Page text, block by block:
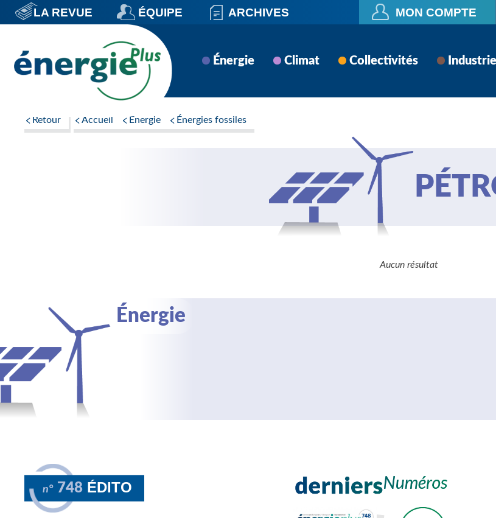
Navigation
principale
LA REVUE ÉQUIPE ARCHIVES MON COMPTE
Énergie Climat Collectivités Industrie
Retour Accueil Énergie Énergies fossiles
Aucun résultat
Énergie
n° 748 ÉDITO